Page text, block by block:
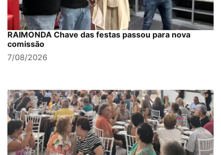
RAIMONDA Chave das festas passou para nova
comissão
7/08/2026